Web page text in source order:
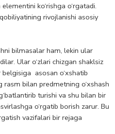
ko‘rishga o‘rgatadi.
rivojlanishi asosiy
bilmasalar ham, lekin ular
Ular o‘zlari chizgan shaklsiz
asosan o‘xshatib
bilan predmetning o‘xshash
turishi va shu bilan bir
o‘rgatib borish zarur. Bu
vazifalari bir rejaga